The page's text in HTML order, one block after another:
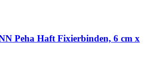
Peha Haft Fixierbinden, 6 cm x